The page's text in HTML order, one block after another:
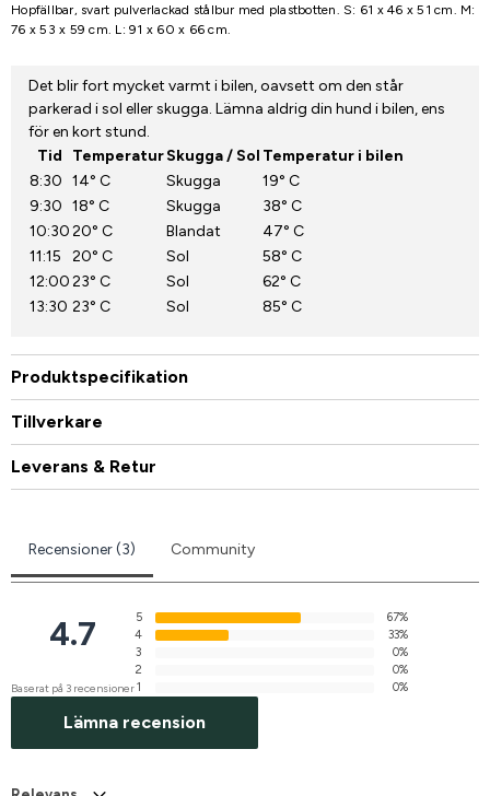
Hopfällbar, svart pulverlackad stålbur med plastbotten. S: 61 x 46 x 51 cm. M:
76 x 53 x 59 cm. L: 91 x 60 x 66 cm.
Det blir fort mycket varmt i bilen, oavsett om den står
parkerad i sol eller skugga. Lämna aldrig din hund i bilen, ens
för en kort stund.
Tid
TemperaturSkugga / Sol Temperatur i bilen
8:30 14° C Skugga
19° C
9:30 18° C Skugga
38° C
10:3020° C Blandat
47° C
11:15
20° C Sol
58° C
12:0023° C Sol
62° C
13:30 23° C Sol 85° C
Produktspecifikation
Tillverkare
Leverans & Retur
Recensioner (3) Community
4.7
Baserat på 3 recensioner
5
67%
4
33%
3
0%
2
0%
1
0%
Lämna recension